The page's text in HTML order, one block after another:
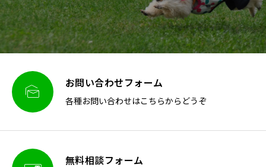
 お問い合わせフォーム
各種お問い合わせはこちらからどうぞ
無料相談フォーム